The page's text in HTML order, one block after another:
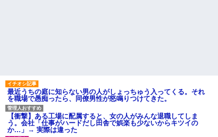
みようとしただけ☆』義兄「泥
は出てけ！二度と来るな！」結
果・・・
私「初めて飲む味だけどなん
のお茶？」彼「ちっ！」私「」
【GIF】JSのカンチョーワロ
タ
最近うちの庭に知らない男の人がしょっちゅう入ってくる。それ
を職場で愚痴ったら、同僚男性が怒鳴りつけてきた。
【衝撃】ある工場に配属すると、女の人がみんな退職してしま
う。会社「仕事がハードだし田舎で娯楽も少ないからキツイの
か…」→ 実際は違った